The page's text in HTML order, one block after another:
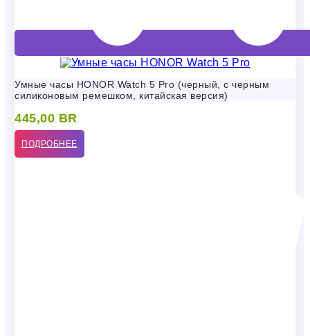
Умные часы HONOR Watch 5 Pro (черный, с черным
силиконовым ремешком, китайская версия)
445,00 BR
ПОДРОБНЕЕ